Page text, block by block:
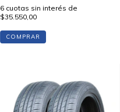
6 cuotas sin interés de
$35.550,00
COMPRAR